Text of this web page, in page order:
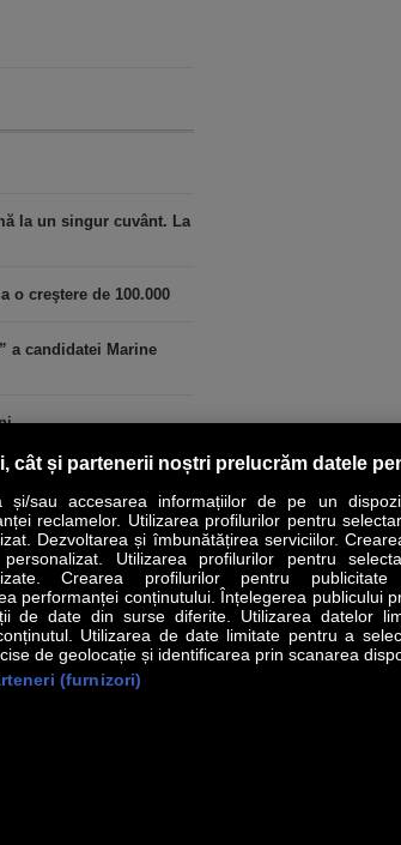
la un singur cuvânt. La
o creştere de 100.000
a candidatei Marine
HI-TECH MEET THE CEO LIFESTYLE
Servicii Revista
Abonează-
cât și partenerii noștri prelucrăm datele
și/sau accesarea informațiilor de pe un
reclamelor. Utilizarea profilurilor pentru
Dezvoltarea și îmbunătățirea serviciilor.
personalizat. Utilizarea profilurilor pentru
Crearea profilurilor pentru publicitate
performanței conținutului. Înțelegerea publicului
de date din surse diferite. Utilizarea datelor
Utilizarea de date limitate pentru a
de geolocație și identificarea prin scanarea
(furnizori)